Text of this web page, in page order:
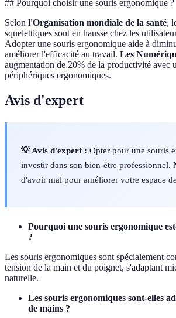
## Pourquoi choisir une souris ergonomique ?
Selon l'Organisation mondiale de la santé,
squelettiques sont en hausse chez les
Adopter une souris ergonomique aide à
améliorer l'efficacité au travail. Les
augmentation de 20% de la productivité avec
périphériques ergonomiques.
Avis d'expert
💡 Avis d'expert : Opter pour une souris
investir dans son bien-être professionnel.
d'avoir mal pour améliorer votre espace
Pourquoi une souris ergonomique
?
Les souris ergonomiques sont spécialement
tension de la main et du poignet, s'adaptant
naturelle.
Les souris ergonomiques sont-elles
de mains ?